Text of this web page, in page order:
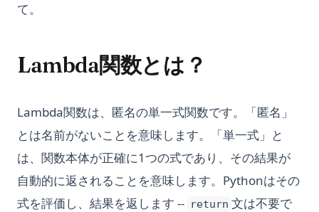
て。
Lambda関数とは？
Lambda関数は、匿名の単一式関数です。「匿名」
とは名前がないことを意味します。「単一式」と
は、関数本体が正確に1つの式であり、その結果が
自動的に返されることを意味します。Pythonはその
式を評価し、結果を返します -- return 文は不要で